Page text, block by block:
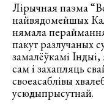
Лірычная паэма
найвядомейшых
нямала
пакут разлучаных
замалёўкамі
сам і захапляць
своеасаблівы
усюдыпрысутнай.